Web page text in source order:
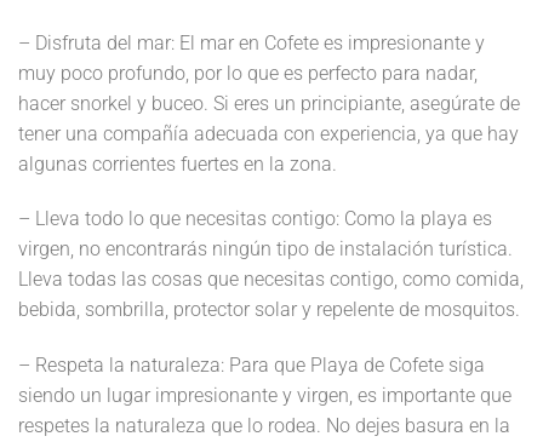
– Disfruta del mar: El mar en Cofete es impresionante y
muy poco profundo, por lo que es perfecto para nadar,
hacer snorkel y buceo. Si eres un principiante, asegúrate de
tener una compañía adecuada con experiencia, ya que hay
algunas corrientes fuertes en la zona.
– Lleva todo lo que necesitas contigo: Como la playa es
virgen, no encontrarás ningún tipo de instalación turística.
Lleva todas las cosas que necesitas contigo, como comida,
bebida, sombrilla, protector solar y repelente de mosquitos.
– Respeta la naturaleza: Para que Playa de Cofete siga
siendo un lugar impresionante y virgen, es importante que
respetes la naturaleza que lo rodea. No dejes basura en la